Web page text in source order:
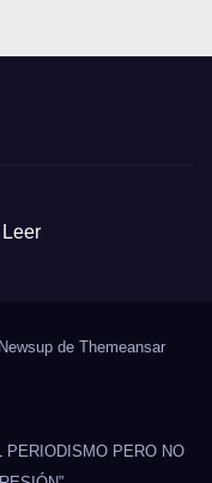
de Themeansar
PERIODISMO PERO NO